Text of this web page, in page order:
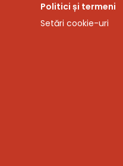
Politici și termeni
Setări cookie-uri